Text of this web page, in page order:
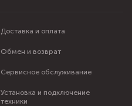
Доставка и оплата
Обмен и возврат
Сервисное обслуживание
Установка и подключение
техники